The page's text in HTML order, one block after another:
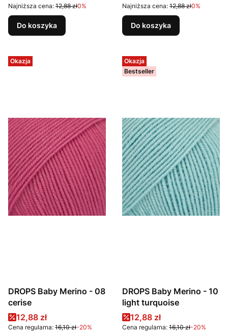
Najniższa cena: 12,88 zł0%
Do koszyka
Najniższa cena: 12,88 zł0%
Do koszyka
Okazja
DROPS Baby Merino - 08
cerise
Cena promocyjna
12,88 zł
Cena regularna: 16,10 zł-20%
Okazja
Bestseller
DROPS Baby Merino - 10
light turquoise
Cena promocyjna
12,88 zł
Cena regularna: 16,10 zł-20%